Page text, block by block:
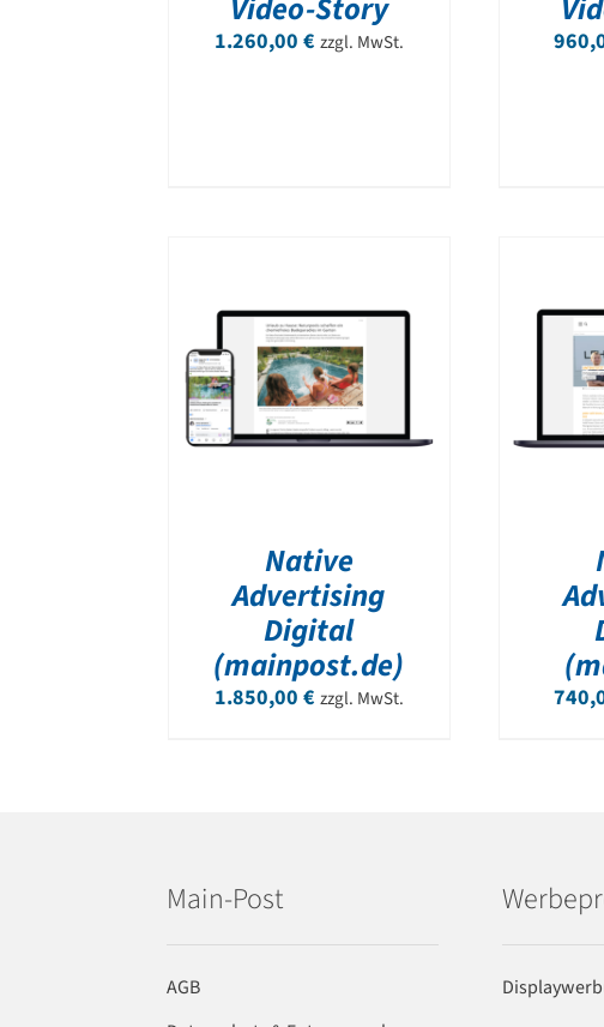
Video-Story
1.260,00 € zzgl. MwSt.
Native
Advertising
Digital
(mainpost.de)
1.850,00 € zzgl. MwSt.
Main-Post
AGB